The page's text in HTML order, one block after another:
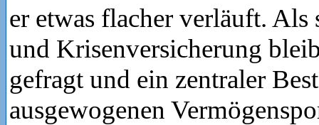
er etwas flacher verläuft. Als
und Krisenversicherung
gefragt und ein zentraler
ausgewogenen